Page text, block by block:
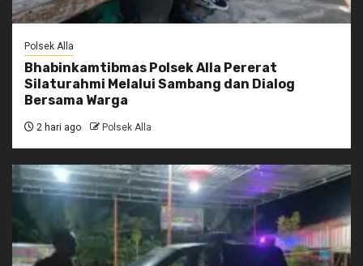
Polsek Alla
Bhabinkamtibmas Polsek Alla Pererat
Silaturahmi Melalui Sambang dan Dialog
Bersama Warga
2 hari ago Polsek Alla